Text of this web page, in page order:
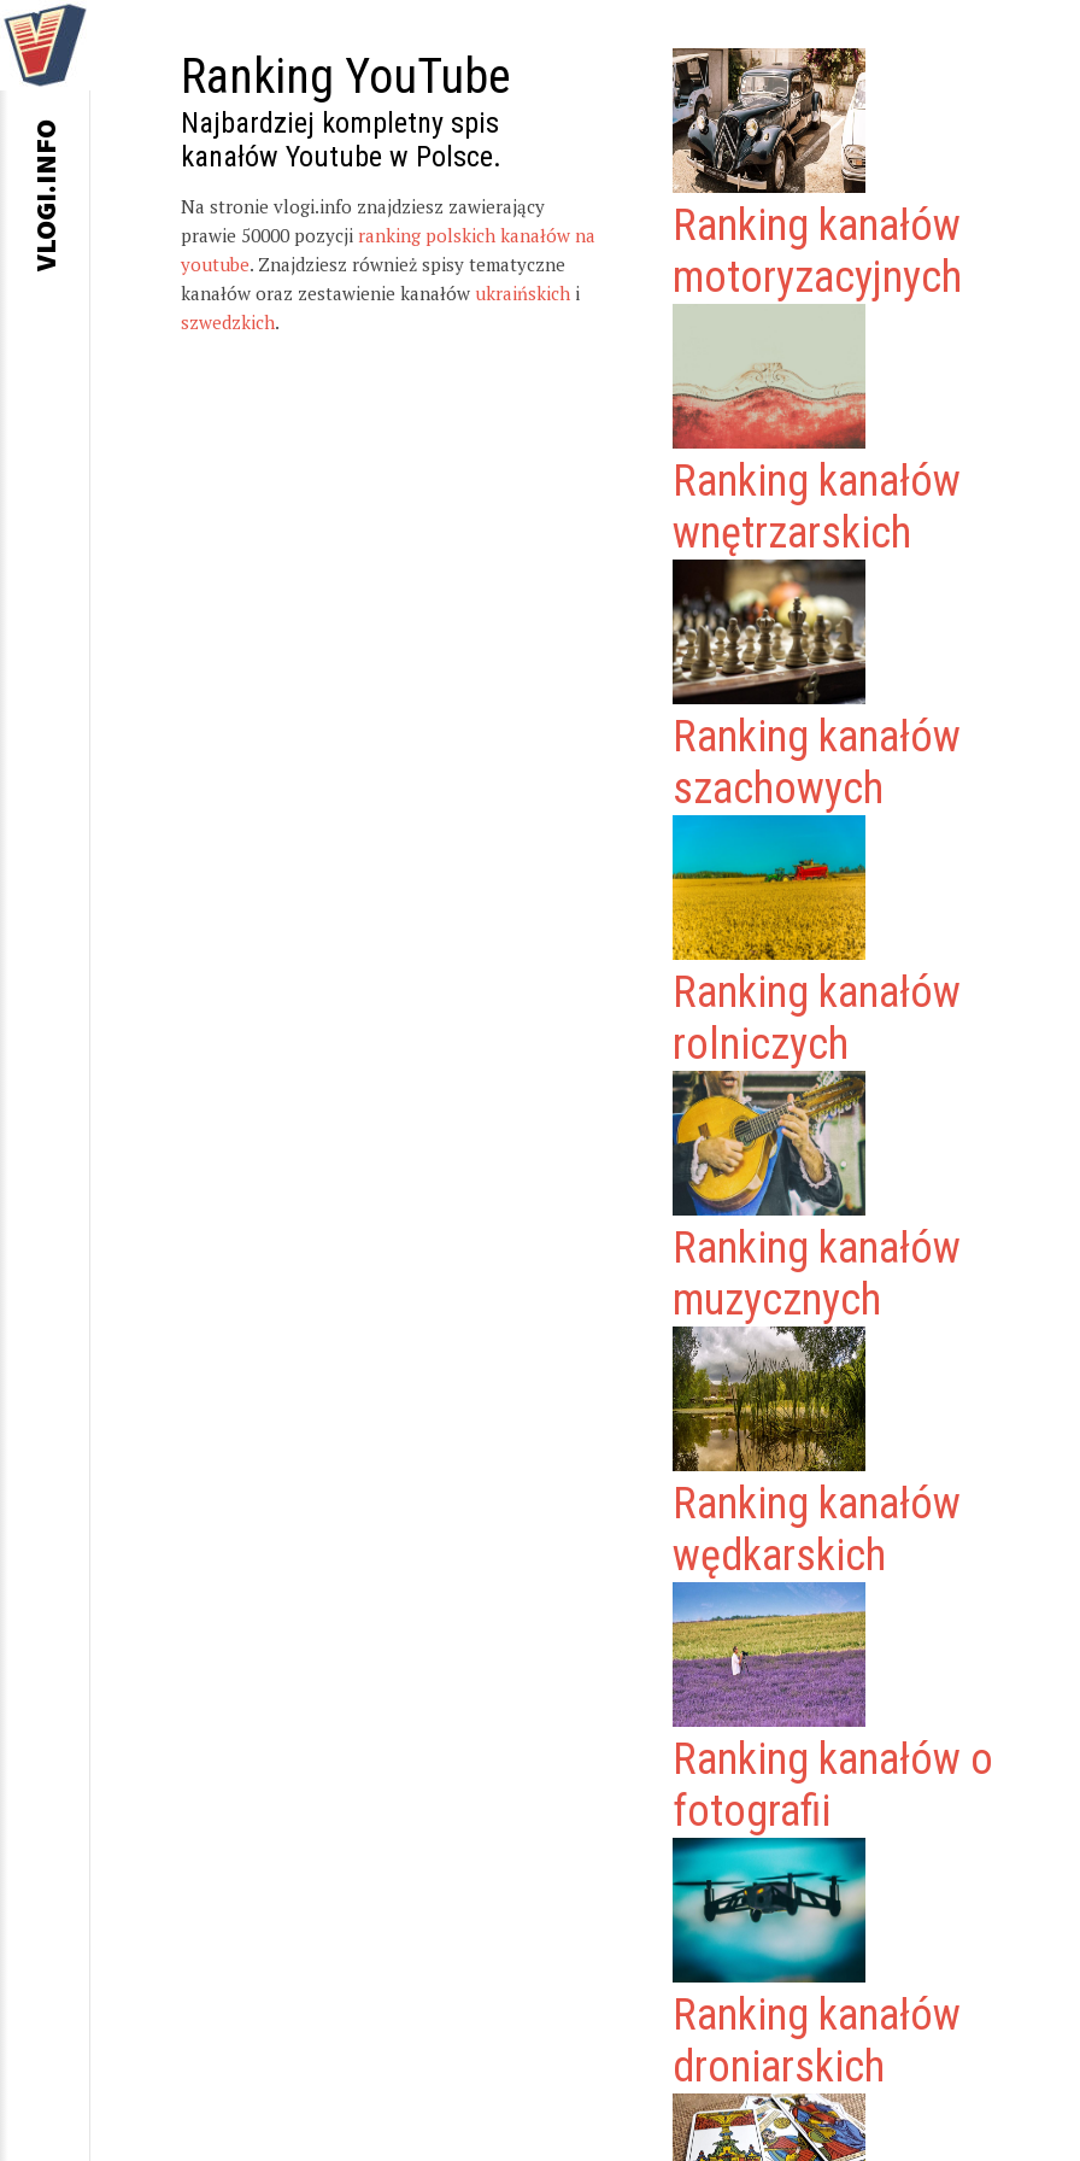
Ranking YouTube
Najbardziej kompletny spis
kanałów Youtube w Polsce.
Na stronie vlogi.info znajdziesz zawierający
prawie 50000 pozycji ranking polskich kanałów na
youtube. Znajdziesz również spisy tematyczne
kanałów oraz zestawienie kanałów ukraińskich i
szwedzkich.
Ranking kanałów
motoryzacyjnych
Ranking kanałów
wnętrzarskich
Ranking kanałów
szachowych
Ranking kanałów
rolniczych
Ranking kanałów
muzycznych
Ranking kanałów
wędkarskich
Ranking kanałów o
fotografii
Ranking kanałów
droniarskich
VLOGI.INFO